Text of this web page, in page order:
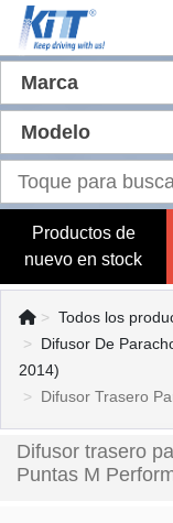
Marca
Modelo
Productos de
nuevo en stock
Todos los
Difusor De
2014)
Difusor Trasero
Difusor trasero
Puntas M